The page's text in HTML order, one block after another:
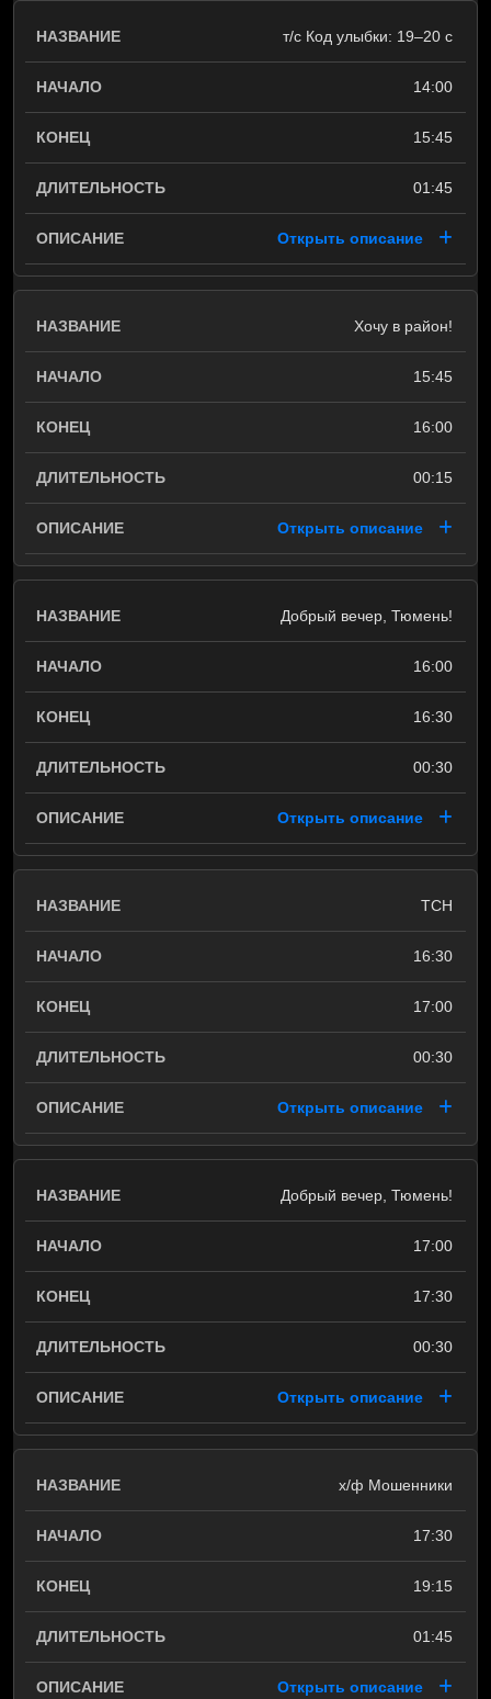
т/с Код улыбки: 19–20 c
14:00
15:45
01:45
Открыть описание
Хочу в район!
15:45
16:00
00:15
Открыть описание
Добрый вечер, Тюмень!
16:00
16:30
00:30
Открыть описание
ТСН
16:30
17:00
00:30
Открыть описание
Добрый вечер, Тюмень!
17:00
17:30
00:30
Открыть описание
х/ф Мошенники
17:30
19:15
01:45
Открыть описание